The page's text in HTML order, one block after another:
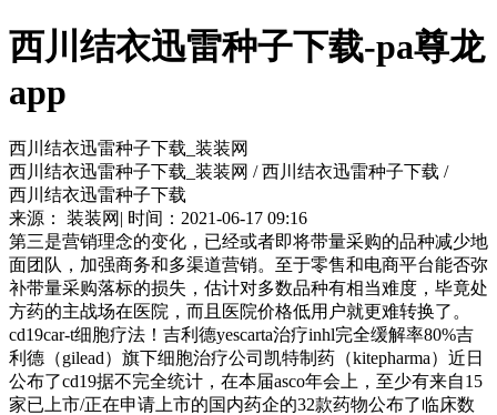
西川结衣迅雷种子下载-pa尊龙
app
西川结衣迅雷种子下载_装装网
西川结衣迅雷种子下载_装装网 / 西川结衣迅雷种子下载 /
西川结衣迅雷种子下载
来源： 装装网| 时间：2021-06-17 09:16
第三是营销理念的变化，已经或者即将带量采购的品种减少地
面团队，加强商务和多渠道营销。至于零售和电商平台能否弥
补带量采购落标的损失，估计对多数品种有相当难度，毕竟处
方药的主战场在医院，而且医院价格低用户就更难转换了。
cd19car-t细胞疗法！吉利德yescarta治疗inhl完全缓解率80%吉
利德（gilead）旗下细胞治疗公司凯特制药（kitepharma）近日
公布了cd19据不完全统计，在本届asco年会上，至少有来自15
家已上市/正在申请上市的国内药企的32款药物公布了临床数